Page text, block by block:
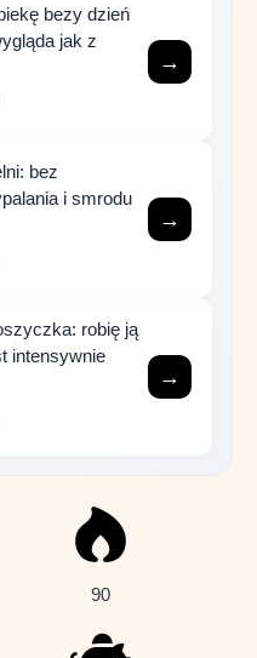
bezy dzień
jak z
→
bez
i smrodu
→
robię ją
intensywnie
→
90